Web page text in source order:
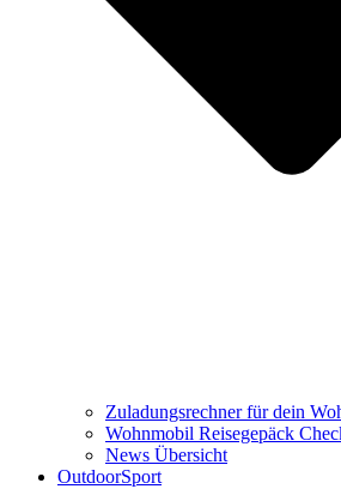
Zuladungsrechner für dein
Wohnmobil Reisegepäck
News Übersicht
OutdoorSport